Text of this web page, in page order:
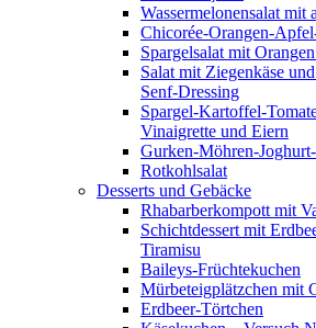
Wassermelonensalat mit
Chicorée-Orangen-
Spargelsalat mit
Salat mit Ziegenkäse
Senf-Dressing
Spargel-Kartoffel-
Vinaigrette und Eiern
Gurken-Möhren-
Rotkohlsalat
Desserts und Gebäcke
Rhabarberkompott mit
Schichtdessert mit
Tiramisu
Baileys-Früchtekuchen
Mürbeteigplätzchen mit
Erdbeer-Törtchen